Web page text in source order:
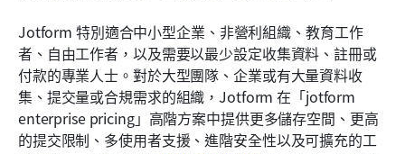
Jotform 特別適合中小型企業、非營利組織、教育工作
者、自由工作者，以及需要以最少設定收集資料、註冊或
付款的專業人士。對於大型團隊、企業或有大量資料收
集、提交量或合規需求的組織，Jotform 在「jotform
enterprise pricing」高階方案中提供更多儲存空間、更高
的提交限制、多使用者支援、進階安全性以及可擴充的工